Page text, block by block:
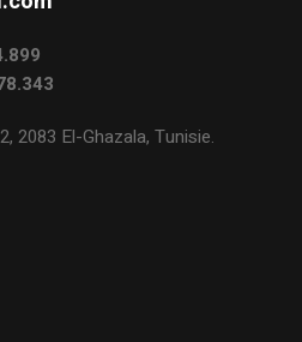
2083 El-Ghazala, Tunisie.